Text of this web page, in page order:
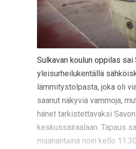
Sulkavan koulun oppilas sai
yleisurheilukentällä
lämmitystolpasta, joka oli
saanut näkyviä vammoja,
hänet tarkistettavaksi
keskussairaalaan. Tapaus
maanantaina noin kello 11.30